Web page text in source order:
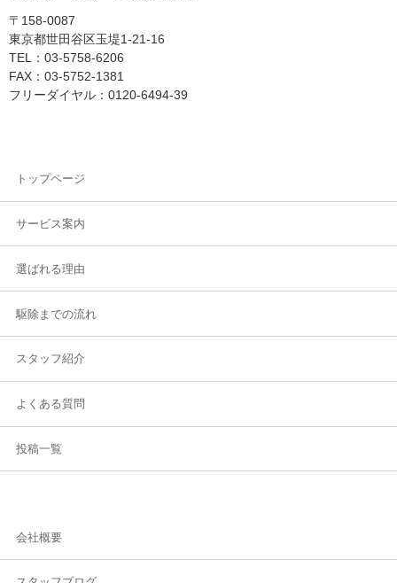
〒158-0087
東京都世田谷区玉堤1-21-16
TEL：03-5758-6206
FAX：03-5752-1381
フリーダイヤル：0120-6494-39
トップページ
サービス案内
選ばれる理由
駆除までの流れ
スタッフ紹介
よくある質問
投稿一覧
会社概要